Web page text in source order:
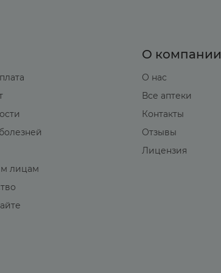
лицам
О компании
О нас
Все аптеки
Контакты
Отзывы
Лицензия